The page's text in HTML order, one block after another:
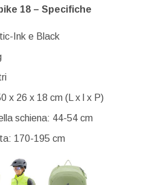
18 – Specifiche
Ink e Black
x 26 x 18 cm (L x l x P)
schiena: 44-54 cm
170-195 cm